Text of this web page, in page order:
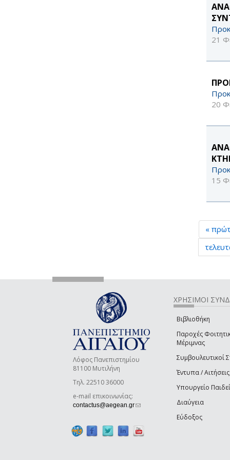
21
20
15
«
Λόφος Πανεπιστημίου
81100 Μυτιλήνη
Τηλ. 22510 36000
e-mail επικοινωνίας:
contactus@aegean.gr(link sends e-mail)
ΧΡΗΣΙΜΟΙ
Βιβλιοθήκη
Παροχές
Μέριμνας
Συμβουλευτικοί
Έντυπα / Αιτήσεις
Υπουργείο
Διαύγεια
Εύδοξος